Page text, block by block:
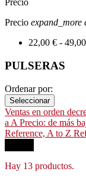
Precio
Precio expand_more
22,00 € -
PULSERAS
Ordenar por:
Seleccionar
Ventas en orden
a A Precio: de más
Reference, A to Z
Hay 13 productos.